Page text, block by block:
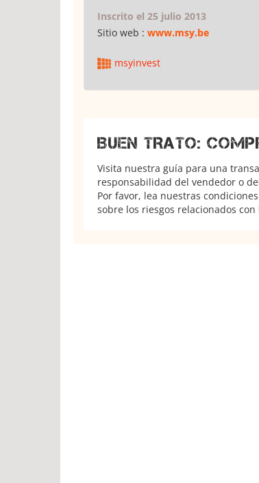
Inscrito el 25 julio 2013
Sitio web : www.msy.be
msyinvest
BUEN TRATO:
Visita nuestra guía para una
responsabilidad del vendedor o
Por favor, lea nuestras
sobre los riesgos relacionados